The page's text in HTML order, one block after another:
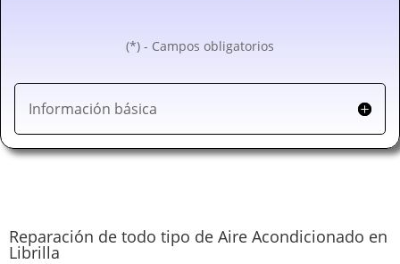
(*) - Campos obligatorios
Información básica
Reparación de todo tipo de Aire Acondicionado en
Librilla